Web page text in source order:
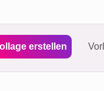
erstellen